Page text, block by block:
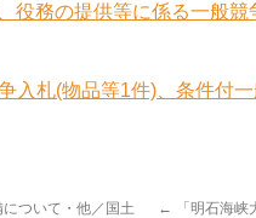
役務の提供等に係る一般
入札(物品等1件)、条件付
← 「明石海
ついて・他／国土